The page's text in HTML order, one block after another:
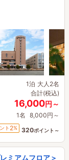
1泊 大人2名
合計(税込)
16,000円～
1名 8,000円～
ト 2% 320ポイント～
ミアムフロア＞